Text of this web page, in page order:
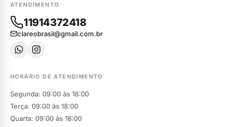
ATENDIMENTO
11914372418
clareobrasil@gmail.com.br
HORÁRIO DE ATENDIMENTO
Segunda: 09:00 às 18:00
Terça: 09:00 às 18:00
Quarta: 09:00 às 18:00